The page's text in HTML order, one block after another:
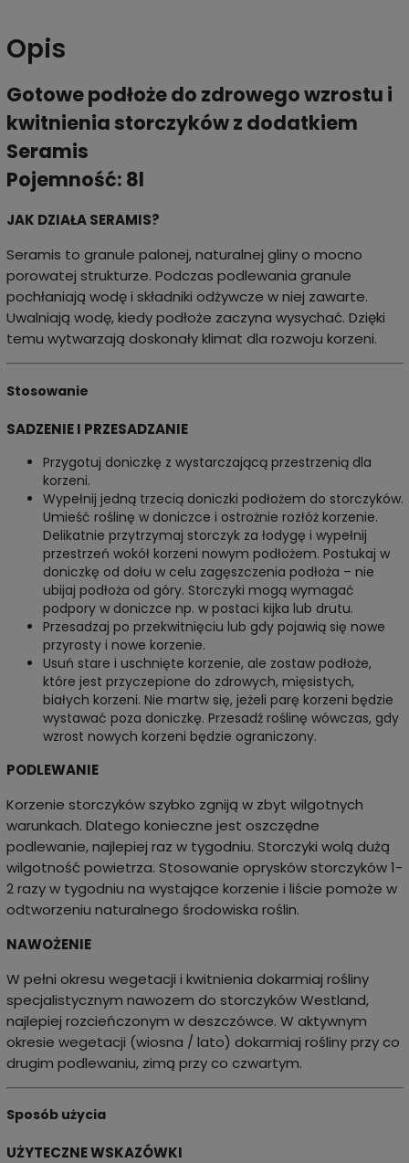
Opis
Gotowe podłoże do zdrowego wzrostu i
kwitnienia storczyków z dodatkiem
Seramis
Pojemność: 8l
JAK DZIAŁA SERAMIS?
Seramis to granule palonej, naturalnej gliny o mocno
porowatej strukturze. Podczas podlewania granule
pochłaniają wodę i składniki odżywcze w niej zawarte.
Uwalniają wodę, kiedy podłoże zaczyna wysychać. Dzięki
temu wytwarzają doskonały klimat dla rozwoju korzeni.
Stosowanie
SADZENIE I PRZESADZANIE
Przygotuj doniczkę z wystarczającą przestrzenią dla
korzeni.
Wypełnij jedną trzecią doniczki podłożem do storczyków.
Umieść roślinę w doniczce i ostrożnie rozłóż korzenie.
Delikatnie przytrzymaj storczyk za łodygę i wypełnij
przestrzeń wokół korzeni nowym podłożem. Postukaj w
doniczkę od dołu w celu zagęszczenia podłoża – nie
ubijaj podłoża od góry. Storczyki mogą wymagać
podpory w doniczce np. w postaci kijka lub drutu.
Przesadzaj po przekwitnięciu lub gdy pojawią się nowe
przyrosty i nowe korzenie.
Usuń stare i uschnięte korzenie, ale zostaw podłoże,
które jest przyczepione do zdrowych, mięsistych,
białych korzeni. Nie martw się, jeżeli parę korzeni będzie
wystawać poza doniczkę. Przesadź roślinę wówczas, gdy
wzrost nowych korzeni będzie ograniczony.
PODLEWANIE
Korzenie storczyków szybko zgniją w zbyt wilgotnych
warunkach. Dlatego konieczne jest oszczędne
podlewanie, najlepiej raz w tygodniu. Storczyki wolą dużą
wilgotność powietrza. Stosowanie oprysków storczyków 1-
2 razy w tygodniu na wystające korzenie i liście pomoże w
odtworzeniu naturalnego środowiska roślin.
NAWOŻENIE
W pełni okresu wegetacji i kwitnienia dokarmiaj rośliny
specjalistycznym nawozem do storczyków Westland,
najlepiej rozcieńczonym w deszczówce. W aktywnym
okresie wegetacji (wiosna / lato) dokarmiaj rośliny przy co
drugim podlewaniu, zimą przy co czwartym.
Sposób użycia
UŻYTECZNE WSKAZÓWKI